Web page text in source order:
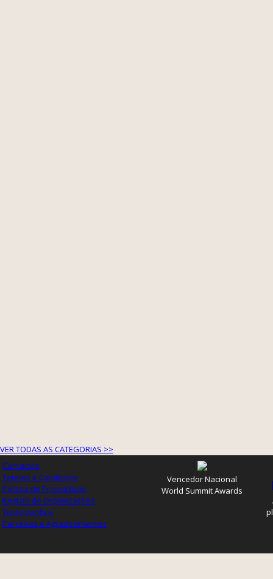
VER TODAS AS CATEGORIAS >>
Contactos
Termos e Condições
Política de Privacidade
Registo de Organizações
Testemunhos
Parcerias e Agradecimentos
Vencedor Nacional
World Summit Awards